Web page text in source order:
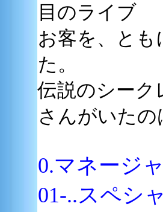
目のライブ
お客を、と
た。
伝説のシーク
さんがいた
0.マネージ
01-..スペシ